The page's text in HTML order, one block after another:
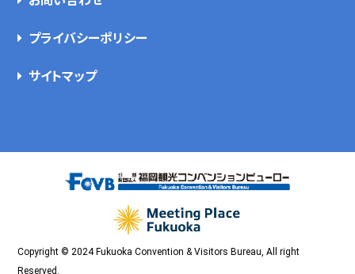
プライバシーポリシー
サイトマップ
Copyright © 2024 Fukuoka Convention & Visitors Bureau, All right
Reserved.